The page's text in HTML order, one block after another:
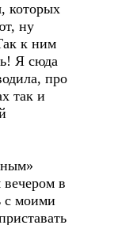
которых
ну
к ним
Я сюда
про
так и
в
с моими